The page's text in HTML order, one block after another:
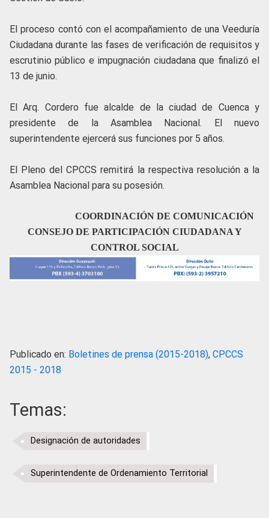
El proceso contó con el acompañamiento de una Veeduría
Ciudadana durante las fases de verificación de requisitos y
escrutinio público e impugnación ciudadana que finalizó el
13 de junio.
El Arq. Cordero fue alcalde de la ciudad de Cuenca y
presidente de la Asamblea Nacional. El nuevo
superintendente ejercerá sus funciones por 5 años.
El Pleno del CPCCS remitirá la respectiva resolución a la
Asamblea Nacional para su posesión.
COORDINACIÓN DE COMUNICACIÓN
CONSEJO DE PARTICIPACIÓN CIUDADANA Y
CONTROL SOCIAL
Publicado en: Boletines de prensa (2015-2018), CPCCS
2015 - 2018
Temas:
Designación de autoridades
Superintendente de Ordenamiento Territorial